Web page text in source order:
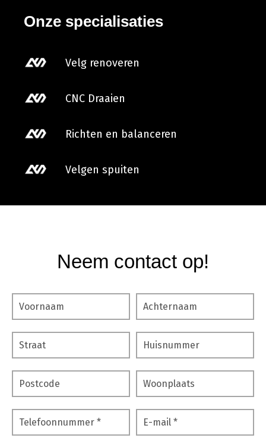
Onze specialisaties
Velg renoveren
CNC Draaien
Richten en balanceren
Velgen spuiten
Neem contact op!